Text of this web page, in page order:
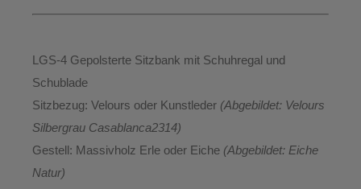
LGS-4 Gepolsterte Sitzbank mit Schuhregal und
Schublade
Sitzbezug: Velours oder Kunstleder (Abgebildet: Velours
Silbergrau Casablanca2314)
Gestell: Massivholz Erle oder Eiche (Abgebildet: Eiche
Natur)